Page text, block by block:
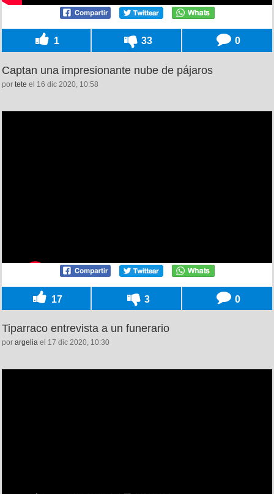
1 33 0
Captan una impresionante nube de pájaros
por tete el 16 dic 2020, 10:58
17 3 0
Tiparraco entrevista a un funerario
por argelia el 17 dic 2020, 10:30